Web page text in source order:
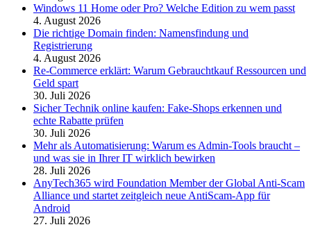
Windows 11 Home oder Pro? Welche Edition zu wem passt
4. August 2026
Die richtige Domain finden: Namensfindung und
Registrierung
4. August 2026
Re-Commerce erklärt: Warum Gebrauchtkauf Ressourcen und
Geld spart
30. Juli 2026
Sicher Technik online kaufen: Fake-Shops erkennen und
echte Rabatte prüfen
30. Juli 2026
Mehr als Automatisierung: Warum es Admin-Tools braucht –
und was sie in Ihrer IT wirklich bewirken
28. Juli 2026
AnyTech365 wird Foundation Member der Global Anti-Scam
Alliance und startet zeitgleich neue AntiScam-App für
Android
27. Juli 2026